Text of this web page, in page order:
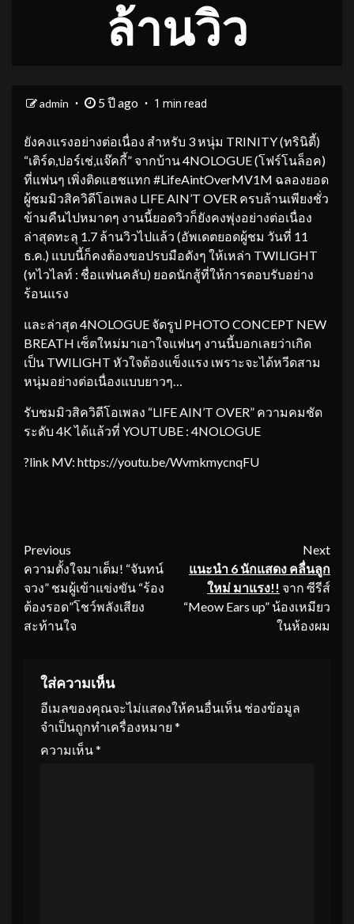
ล้านวิว
admin 5 ปี ago 1 min read
ยังคงแรงอย่างต่อเนื่อง สำหรับ 3 หนุ่ม TRINITY (ทรินิตี้)
“เติร์ด,ปอร์เช่,แจ๊คกี้” จากบ้าน 4NOLOGUE (โฟร์โนล็อค)
ที่แฟนๆ เพิ่งติดแฮชแทก #LifeAintOverMV1M ฉลองยอด
ผู้ชมมิวสิควิดีโอเพลง LIFE AIN’T OVER ครบล้านเพียงชั่ว
ข้ามคืนไปหมาดๆ งานนี้ยอดวิวก็ยังคงพุ่งอย่างต่อเนื่อง
ล่าสุดทะลุ 1.7 ล้านวิวไปแล้ว (อัพเดตยอดผู้ชม วันที่ 11
ธ.ค.) แบบนี้ก็คงต้องขอปรบมือดังๆ ให้เหล่า TWILIGHT
(ทไวไลท์ : ชื่อแฟนคลับ) ยอดนักสู้ที่ให้การตอบรับอย่าง
ร้อนแรง
และล่าสุด 4NOLOGUE จัดรูป PHOTO CONCEPT NEW
BREATH เซ็ตใหม่มาเอาใจแฟนๆ งานนี้บอกเลยว่าเกิด
เป็น TWILIGHT หัวใจต้องแข็งแรง เพราะจะได้หวีดสาม
หนุ่มอย่างต่อเนื่องแบบยาวๆ…
รับชมมิวสิควิดีโอเพลง “LIFE AIN’T OVER” ความคมชัด
ระดับ 4K ได้แล้วที่ YOUTUBE : 4NOLOGUE
?link MV: https://youtu.be/WvmkmycnqFU
Continue
Reading
Previous
ความตั้งใจมาเต็ม! “จันทน์
จวง” ชมผู้เข้าแข่งขัน “ร้อง
ต้องรอด”โชว์พลังเสียง
สะท้านใจ
Next
แนะนำ 6 นักแสดง คลื่นลูก
ใหม่ มาแรง!! จาก ซีรีส์
“Meow Ears up” น้องเหมียว
ในห้องผม
ใส่ความเห็น
อีเมลของคุณจะไม่แสดงให้คนอื่นเห็น ช่องข้อมูล
จำเป็นถูกทำเครื่องหมาย *
ความเห็น*